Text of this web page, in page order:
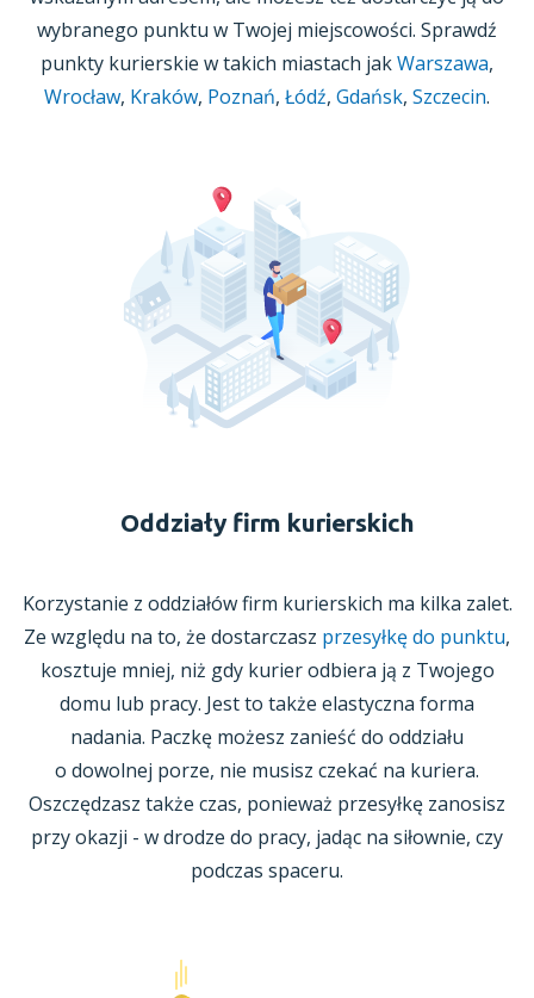
wybranego punktu w Twojej miejscowości. Sprawdź
punkty kurierskie w takich miastach jakWarszawa,
Wrocław, Kraków, Poznań, Łódź, Gdańsk, Szczecin.
Oddziały firm kurierskich
Korzystanie z oddziałówfirm kurierskich ma kilka zalet.
Ze względu na to, że dostarczasz przesyłkę do punktu,
kosztuje mniej, niż gdy kurier odbiera ją z Twojego
domu lub pracy. Jest to także elastyczna forma
nadania. Paczkę możesz zanieść do oddziału
o dowolnej porze, nie musisz czekać na kuriera.
Oszczędzasz także czas, ponieważ przesyłkę zanosisz
przy okazji - w drodze do pracy, jadąc na siłownie, czy
podczas spaceru.